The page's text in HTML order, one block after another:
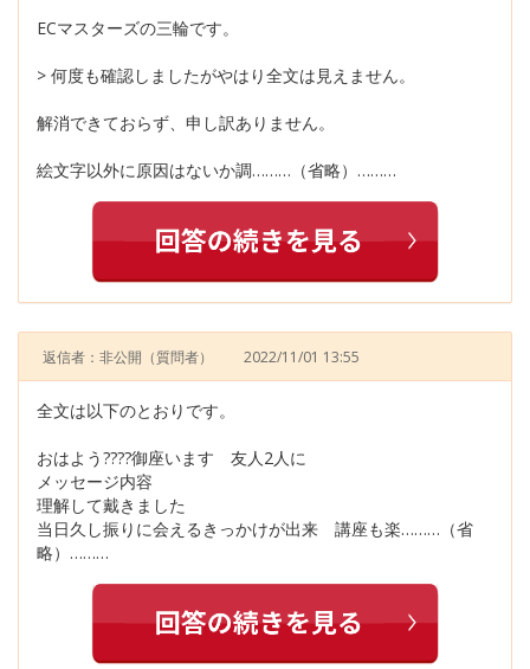
ECマスターズの三輪です。
> 何度も確認しましたがやはり全文は見えません。
解消できておらず、申し訳ありません。
絵文字以外に原因はないか調………（省略）………
返信者：非公開 （質問者） 2022/11/01 13:55
全文は以下のとおりです。
おはよう????御座います 友人2人に
メッセージ内容
理解して戴きました
当日久し振りに会えるきっかけが出来 講座も楽………（省
略）………